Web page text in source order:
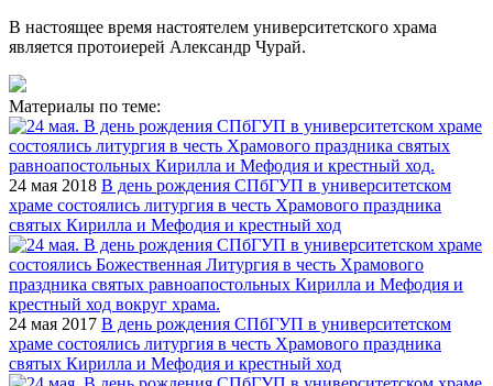
В настоящее время настоятелем университетского храма
является протоиерей Александр Чурай.
Материалы по теме:
24 мая 2018 В день рождения СПбГУП в университетском
храме состоялись литургия в честь Храмового праздника
святых Кирилла и Мефодия и крестный ход
24 мая 2017 В день рождения СПбГУП в университетском
храме состоялись литургия в честь Храмового праздника
святых Кирилла и Мефодия и крестный ход